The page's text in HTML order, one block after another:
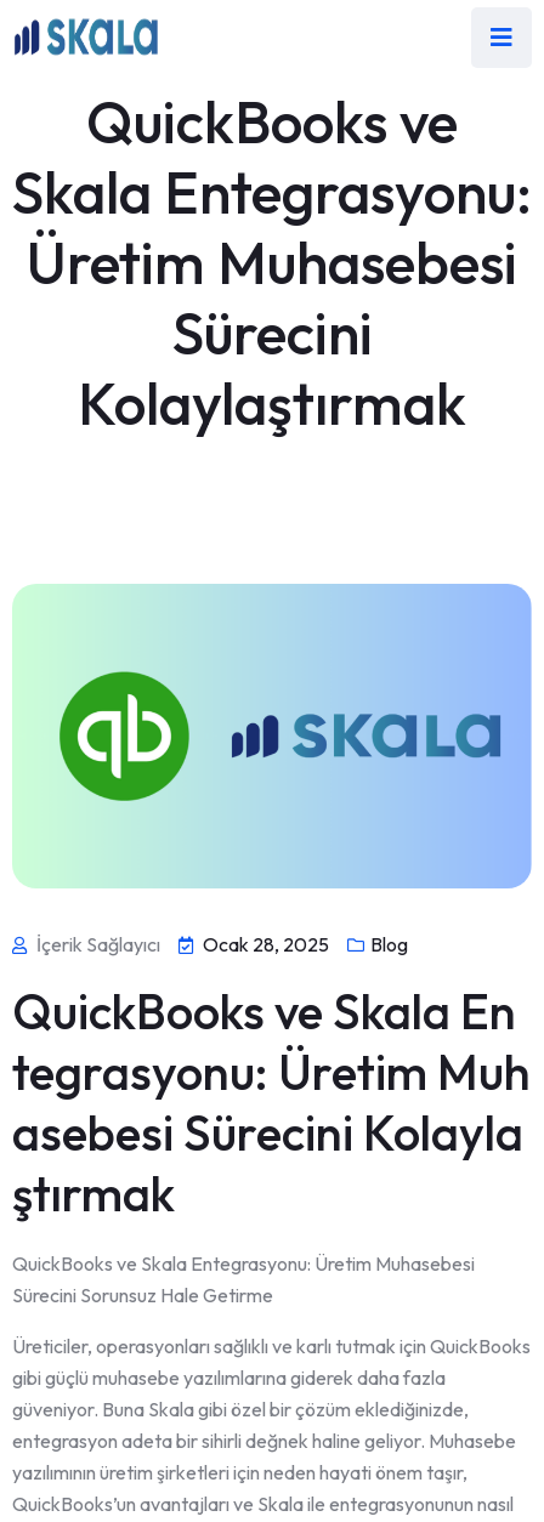
QuickBooks ve
Skala Entegrasyonu:
Üretim Muhasebesi
Sürecini
Kolaylaştırmak
İçerik Sağlayıcı Ocak 28, 2025 Blog
QuickBooks ve Skala En
tegrasyonu: Üretim Muh
asebesi Sürecini Kolayla
ştırmak
QuickBooks ve Skala Entegrasyonu: Üretim Muhasebesi
Sürecini Sorunsuz Hale Getirme
Üreticiler, operasyonları sağlıklı ve karlı tutmak için QuickBooks
gibi güçlü muhasebe yazılımlarına giderek daha fazla
güveniyor. Buna Skala gibi özel bir çözüm eklediğinizde,
entegrasyon adeta bir sihirli değnek haline geliyor. Muhasebe
yazılımının üretim şirketleri için neden hayati önem taşır,
QuickBooks’un avantajları ve Skala ile entegrasyonunun nasıl